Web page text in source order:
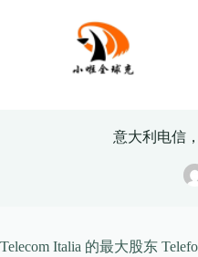
意大利电信
Telecom Italia 的最大股东